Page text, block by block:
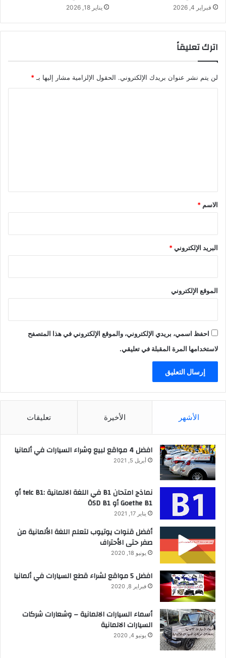
فبراير 4, 2026 يناير 18, 2026
اترك تعليقاً
لن يتم نشر عنوان بريدك الإلكتروني. الحقول الإلزامية مشار إليها بـ *
*
الاسم *
البريد الإلكتروني*
الموقع الإلكتروني
احفظ اسمي، بريدي الإلكتروني، والموقع الإلكتروني في هذا المتصفح
لاستخدامها المرة المقبلة في تعليقي.
الأشهر الأخيرة تعليقات
افضل 4 مواقع لبيع وشراء السيارات في ألمانيا
أبريل 5, 2021
نماذج امتحان B1 في اللغة الالمانية :telc B1 أو
Goethe B1 أو ÖSD B1
يناير 17, 2021
أفضل قنوات يوتيوب لتعلم اللغة الألمانية من
صفر حتى الأحتراف
يونيو 18, 2020
افضل 5 مواقع لشراء قطع السيارات في ألمانيا
فبراير 8, 2020
أسماء السيارات الالمانية – وشعارات شركات
السيارات الالمانية
يونيو 4, 2020